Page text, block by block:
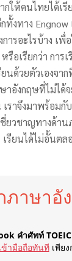
กให้คนไทยได้เ
ทั้งทาง
ารอะไรบ้าง เพื่
รือเรียกว่า การ
นด้วยตัวเองจา
ษาอังกฤษที่ไม่ไ
ราจึงมาพร้อม
ยวชาญทางด้า
รียนได้ไม่อั้นต
ภาษาอั
คำศัพท์
ข้ามือถือทันที เพีย